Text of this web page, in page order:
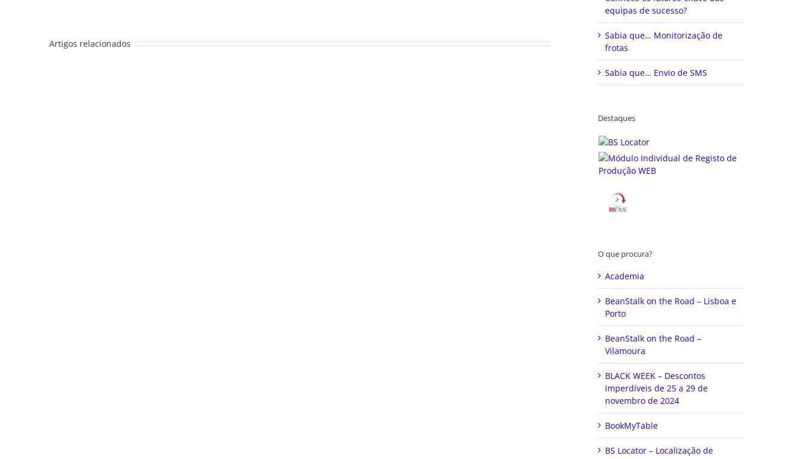
Artigos relacionados
equipas de sucesso?
Sabia que… Monitorização de
frotas
Sabia que… Envio de SMS
Destaques
O que procura?
Academia
BeanStalk on the Road – Lisboa e
Porto
BeanStalk on the Road –
Vilamoura
BLACK WEEK – Descontos
imperdíveis de 25 a 29 de
novembro de 2024
BookMyTable
BS Locator – Localização de